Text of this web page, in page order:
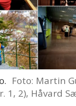
Foto: Martin
1, 2), Håvard